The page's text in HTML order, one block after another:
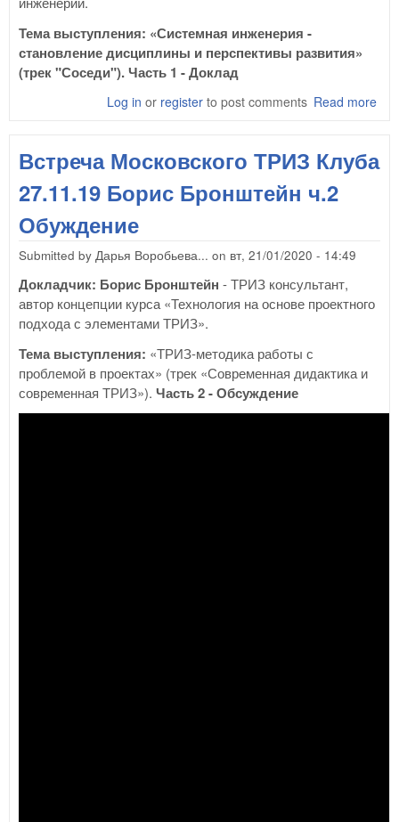
Тема выступления: «Системная инженерия -
становление дисциплины и перспективы развития»
(трек "Соседи"). Часть 1 - Доклад
Read more
Log in or register to post comments
Встреча Московского ТРИЗ Клуба
27.11.19 Борис Бронштейн ч.2
Обуждение
Submitted by Дарья Воробьева... on вт, 21/01/2020 - 14:49
Докладчик: Борис Бронштейн - ТРИЗ консультант,
автор концепции курса «Технология на основе проектного
подхода с элементами ТРИЗ».
Тема выступления: «ТРИЗ-методика работы с
проблемой в проектах» (трек «Современная дидактика и
современная ТРИЗ»). Часть 2 - Обсуждение